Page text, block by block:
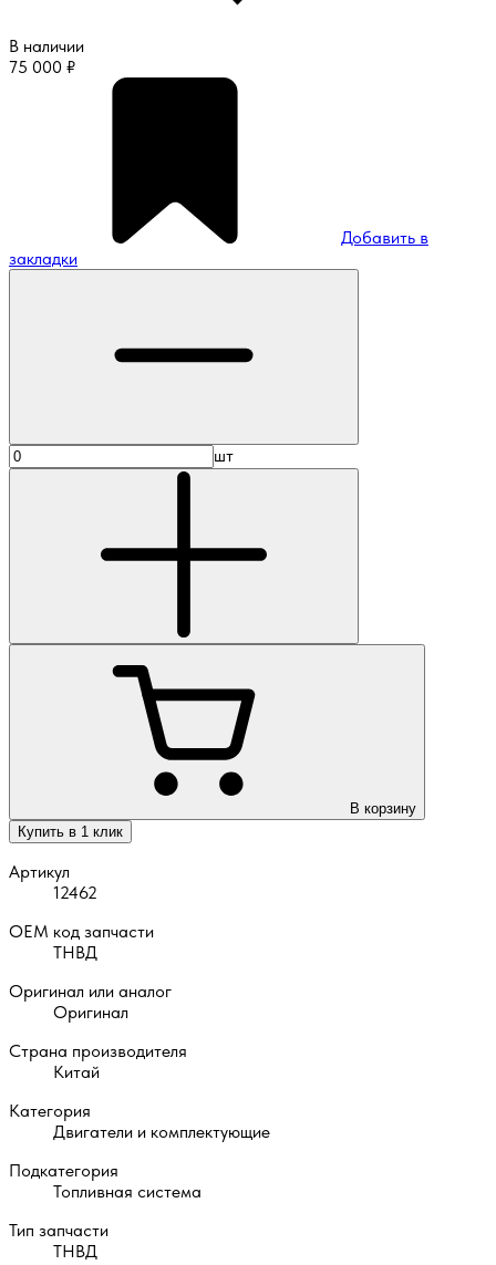
В наличии
75 000 ₽
Добавить в
закладки
шт
В корзину
Купить в 1 клик
Артикул
12462
OEM код запчасти
ТНВД
Оригинал или аналог
Оригинал
Страна производителя
Китай
Категория
Двигатели и комплектующие
Подкатегория
Топливная система
Тип запчасти
ТНВД